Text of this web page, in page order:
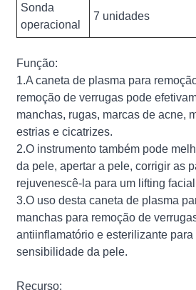
Sonda
operacional
7 unidades
Função:
1.A caneta de plasma para
remoção de verrugas pode
manchas, rugas, marcas de acne,
estrias e cicatrizes.
2.O instrumento também pode
da pele, apertar a pele, corrigir as
rejuvenescê-la para um lifting
3.O uso desta caneta de plasma
manchas para remoção de
antiinflamatório e esterilizante para
sensibilidade da pele.
Recurso: